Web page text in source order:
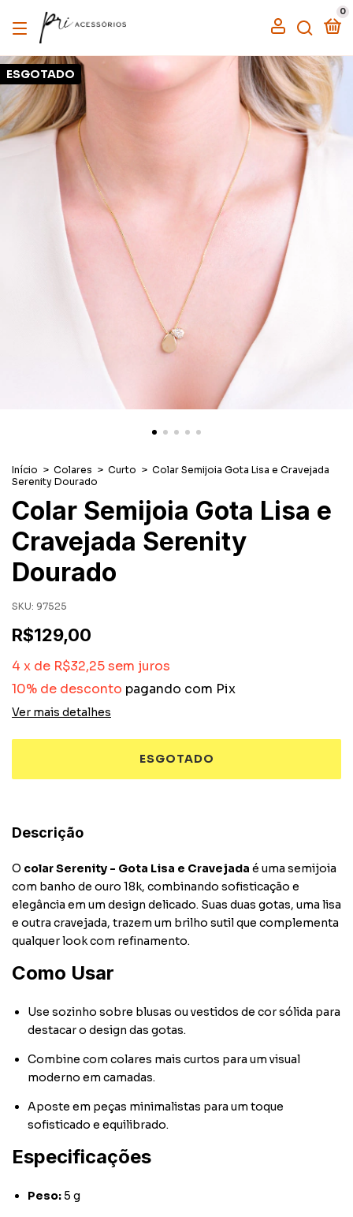
0
ESGOTADO
Início > Colares > Curto > Colar Semijoia Gota Lisa e Cravejada
Serenity Dourado
Colar Semijoia Gota Lisa e
Cravejada Serenity
Dourado
SKU: 97525
R$129,00
4 x de R$32,25sem juros
10% de desconto pagando com Pix
Ver mais detalhes
Descrição
O colar Serenity - Gota Lisa e Cravejada é uma semijoia
com banho de ouro 18k, combinando sofisticação e
elegância em um design delicado. Suas duas gotas, uma lisa
e outra cravejada, trazem um brilho sutil que complementa
qualquer look com refinamento.
Como Usar
Use sozinho sobre blusas ou vestidos de cor sólida para
destacar o design das gotas.
Combine com colares mais curtos para um visual
moderno em camadas.
Aposte em peças minimalistas para um toque
sofisticado e equilibrado.
Especificações
Peso:5 g